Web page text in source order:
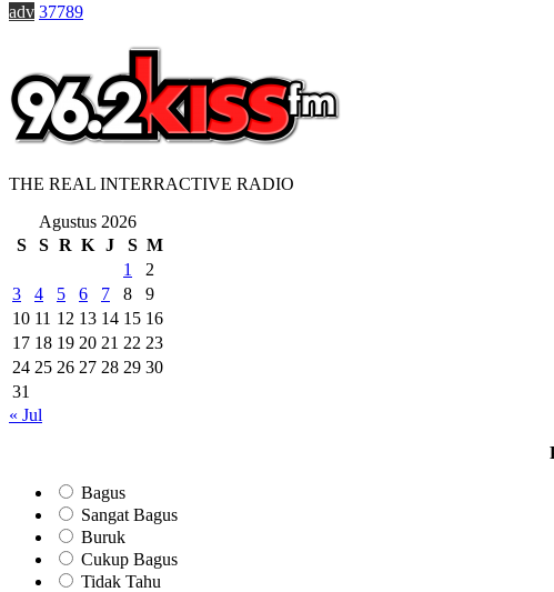
adv 37789
THE REAL INTERRACTIVE RADIO
Agustus 2026
S
S R K J S M
1
2
3
4 5 6 7 8
9
10 11 12 13 14 15 16
17 18 19 20 21 22 23
24 25 26 27 28 29 30
31
« Jul
Bagus
Sangat Bagus
Buruk
Cukup Bagus
Tidak Tahu